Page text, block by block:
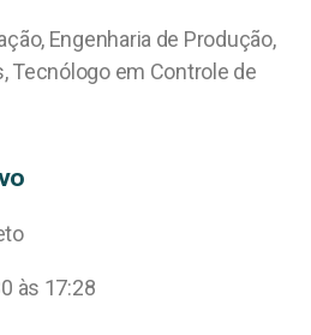
Engenharia de Produção,
Tecnólogo em Controle de
às 17:28